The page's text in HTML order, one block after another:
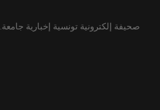
صحيفة إلكترونية تونسية إخبارية جامعة.